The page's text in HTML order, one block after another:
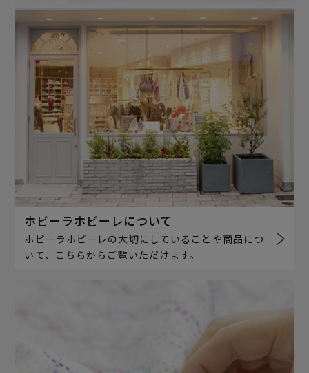
ホビーラホビーレについて
ホビーラホビーレの大切にしていることや商品につ
いて、こちらからご覧いただけます。